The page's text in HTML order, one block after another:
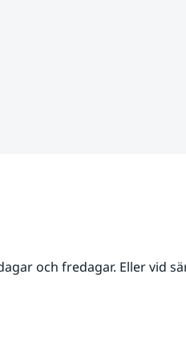
och fredagar. Eller vid